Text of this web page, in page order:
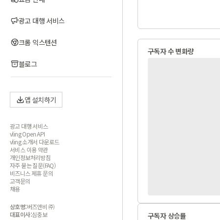
광고 대행 서비스
크롬 익스텐션
블로그
앱 설치하기
광고 대행 서비스
vling Open API
vling 소개서 다운로드
서비스 이용 약관
개인정보처리방침
자주 묻는 질문(FAQ)
비즈니스 제휴 문의
고객문의
채용
상호명:버즈앤비 ㈜
대표이사:심충보
구독자 수 변화량
구독자 상승률